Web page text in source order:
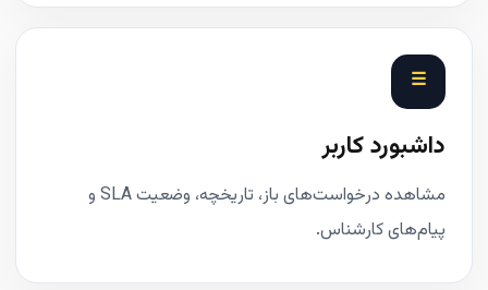
☰
داشبورد کاربر
مشاهده درخواست‌های باز، تاریخچه، وضعیت SLA و
پیام‌های کارشناس.